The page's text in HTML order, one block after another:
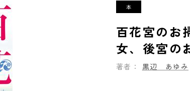
百花宮の
女、後宮の
著者： 黒辺 あゆみ